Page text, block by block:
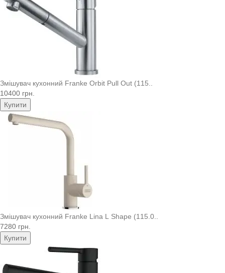
Змішувач кухонний Franke Orbit Pull Out (115..
10400 грн.
Купити
Змішувач кухонний Franke Lina L Shape (115.0..
7280 грн.
Купити